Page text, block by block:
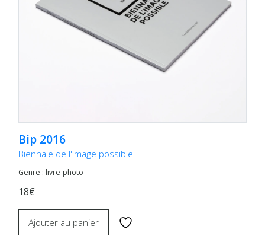
Bip 2016
Biennale de l'image possible
Genre : livre-photo
18€
Ajouter au panier